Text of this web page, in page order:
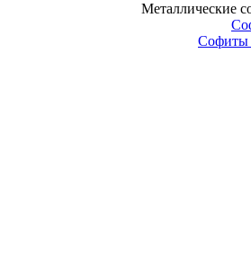
Металлические
Софиты